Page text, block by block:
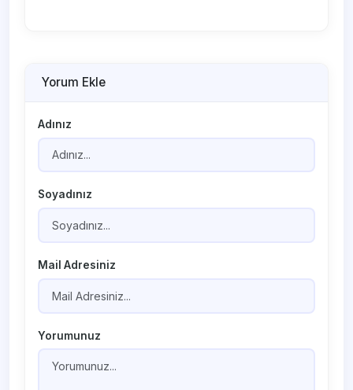
Yorum Ekle
Adınız
Soyadınız
Mail Adresiniz
Yorumunuz